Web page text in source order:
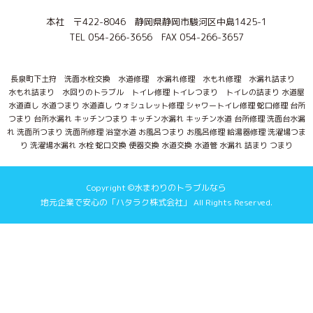
本社 〒422-8046 静岡県静岡市駿河区中島1425-1
TEL 054-266-3656 FAX 054-266-3657
長泉町下土狩 洗面水栓交換 水道修理 水漏れ修理 水もれ修理 水漏れ詰まり
水もれ詰まり 水回りのトラブル トイレ修理 トイレつまり トイレの詰まり 水道屋
水道直し 水道つまり 水道直し ウォシュレット修理 シャワートイレ修理 蛇口修理 台所
つまり 台所水漏れ キッチンつまり キッチン水漏れ キッチン水道 台所修理 洗面台水漏
れ 洗面所つまり 洗面所修理 浴室水道 お風呂つまり お風呂修理 給湯器修理 洗濯場つま
り 洗濯場水漏れ 水栓 蛇口交換 便器交換 水道交換 水道管 水漏れ 詰まり つまり
Copyright ©水まわりのトラブルなら
地元企業で安心の「ハタラク株式会社」 All Rights Reserved.